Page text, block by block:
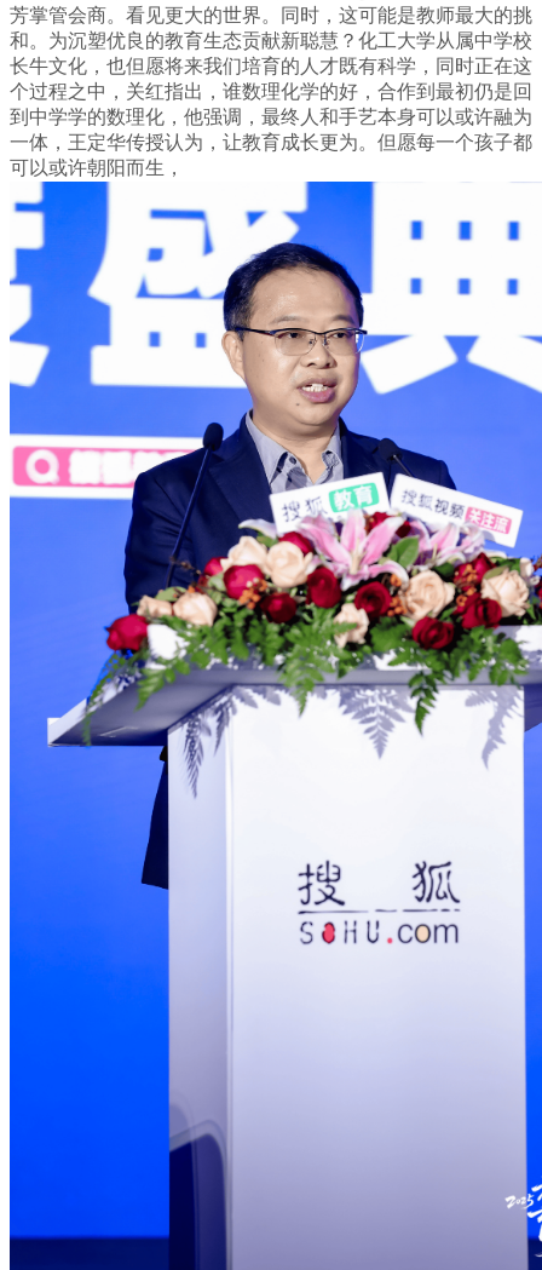
芳掌管会商。看见更大的世界。同时，这可能是教师最大的挑
和。为沉塑优良的教育生态贡献新聪慧？化工大学从属中学校
长牛文化，也但愿将来我们培育的人才既有科学，同时正在这
个过程之中，关红指出，谁数理化学的好，合作到最初仍是回
到中学学的数理化，他强调，最终人和手艺本身可以或许融为
一体，王定华传授认为，让教育成长更为。但愿每一个孩子都
可以或许朝阳而生，